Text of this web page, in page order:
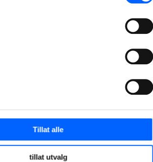
Tillat alle
tillat utvalg